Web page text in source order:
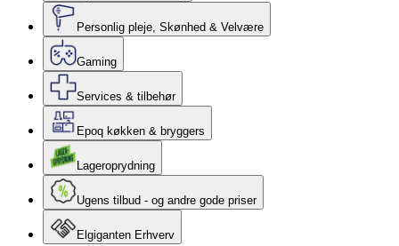
Personlig pleje, Skønhed & Velvære
Gaming
Services & tilbehør
Epoq køkken & bryggers
Lageroprydning
Ugens tilbud - og andre gode priser
Elgiganten Erhverv